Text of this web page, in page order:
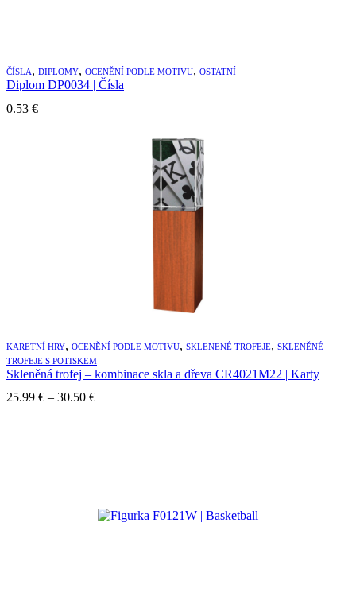
ČÍSLA, DIPLOMY, OCENĚNÍ PODLE MOTIVU, OSTATNÍ
Diplom DP0034 | Čísla
0.53 €
KARETNÍ HRY, OCENĚNÍ PODLE MOTIVU, SKLENENÉ TROFEJE, SKLENĚNÉ
TROFEJE S POTISKEM
Skleněná trofej – kombinace skla a dřeva CR4021M22 | Karty
25.99 € – 30.50 €Price